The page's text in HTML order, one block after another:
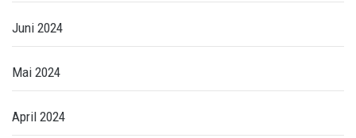
Juni 2024
Mai 2024
April 2024